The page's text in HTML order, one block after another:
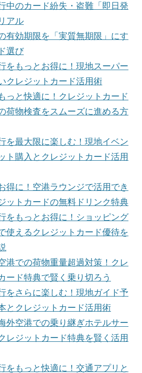
中のカード紛失・盗難「即日発
アル
有効期限を「実質無期限」にす
選び
をもっとお得に！現地スーパー
クレジットカード活用術
っと快適に！クレジットカード
荷物検査をスムーズに進める方
を最大限に楽しむ！現地イベン
ト購入とクレジットカード活用
得に！空港ラウンジで活用でき
ットカードの無料ドリンク特典
をもっとお得に！ショッピング
使えるクレジットカード優待を
港での荷物重量超過対策！クレ
ード特典で賢く乗り切ろう
をさらに楽しむ！現地ガイド予
とクレジットカード活用術
外空港での乗り継ぎホテルサー
レジットカード特典を賢く活用
をもっと快適に！交通アプリと